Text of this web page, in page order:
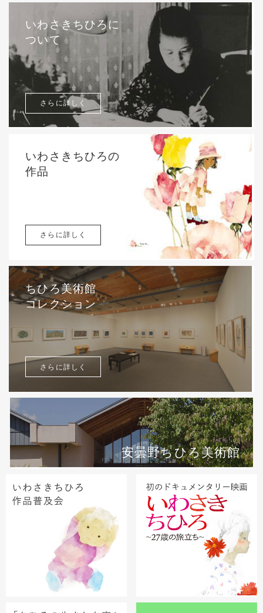
いわさきちひろに
ついて
さらに詳しく
いわさきちひろの
作品
さらに詳しく
ちひろ美術館
コレクション
さらに詳しく
安曇野ちひろ美術館